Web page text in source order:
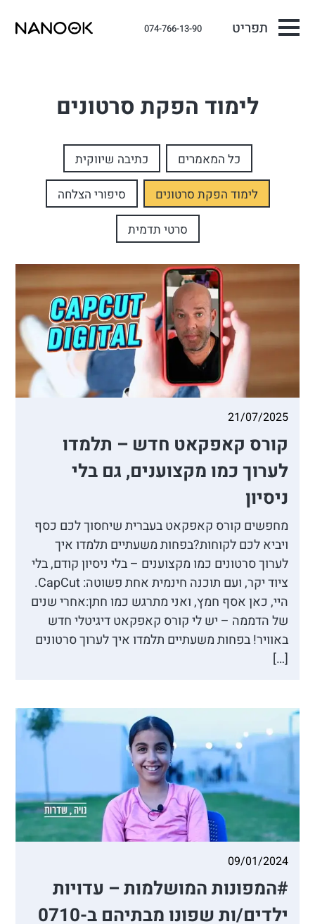
תפריט 074-766-13-90
לימוד הפקת סרטונים
כל המאמרים
כתיבה שיווקית
לימוד הפקת סרטונים
סיפורי הצלחה
סרטי תדמית
21/07/2025
קורס קאפקאט חדש – תלמדו
לערוך כמו מקצוענים, גם בלי
ניסיון
מחפשים קורס קאפקאט בעברית שיחסוך לכם כסף
ויביא לכם לקוחות?בפחות משעתיים תלמדו איך
לערוך סרטונים כמו מקצוענים – בלי ניסיון קודם, בלי
ציוד יקר, ועם תוכנה חינמית אחת פשוטה: CapCut.
היי, כאן אסף חמץ, ואני מתרגש כמו חתן:אחרי שנים
של הדממה – יש לי קורס קאפקאט דיגיטלי חדש
באוויר! בפחות משעתיים תלמדו איך לערוך סרטונים
[…]
09/01/2024
#המפונות המושלמות – עדויות
ילדים/ות שפונו מבתיהם ב-0710